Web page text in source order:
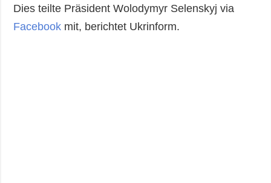
Dies teilte Präsident Wolodymyr Selenskyj via
Facebook mit, berichtet Ukrinform.